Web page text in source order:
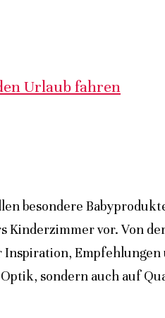
Urlaub fahren
besondere
vor. Von
sondern auch auf